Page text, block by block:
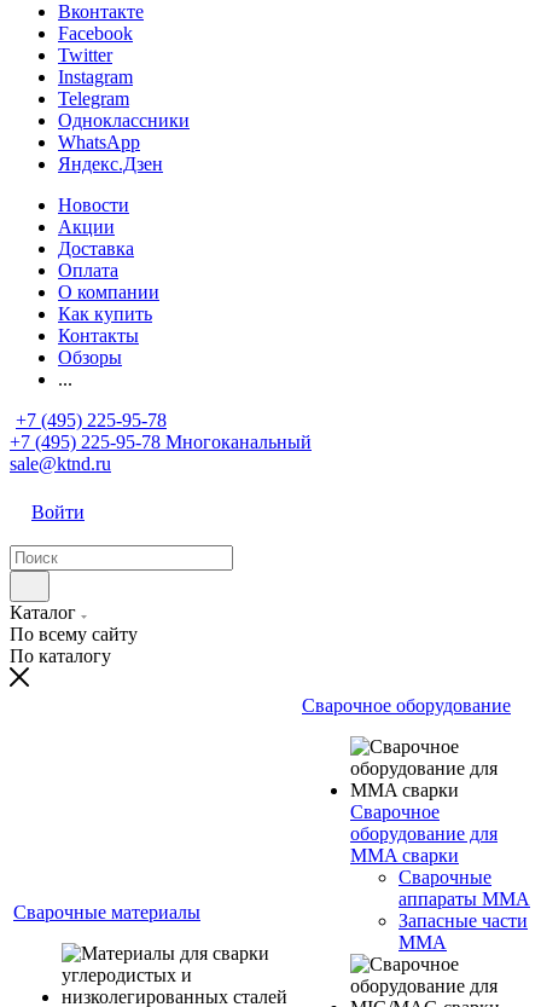
Вконтакте
Facebook
Twitter
Instagram
Telegram
Одноклассники
WhatsApp
Яндекс.Дзен
Новости
Акции
Доставка
Оплата
О компании
Как купить
Контакты
Обзоры
...
+7 (495) 225-95-78
+7 (495) 225-95-78 Многоканальный
sale@ktnd.ru
Войти
Каталог
По всему сайту
По каталогу
Сварочные материалы
Сварочное оборудование
Сварочное
оборудование для
MMA сварки
Сварочные
аппараты MMA
Запасные части
MMA